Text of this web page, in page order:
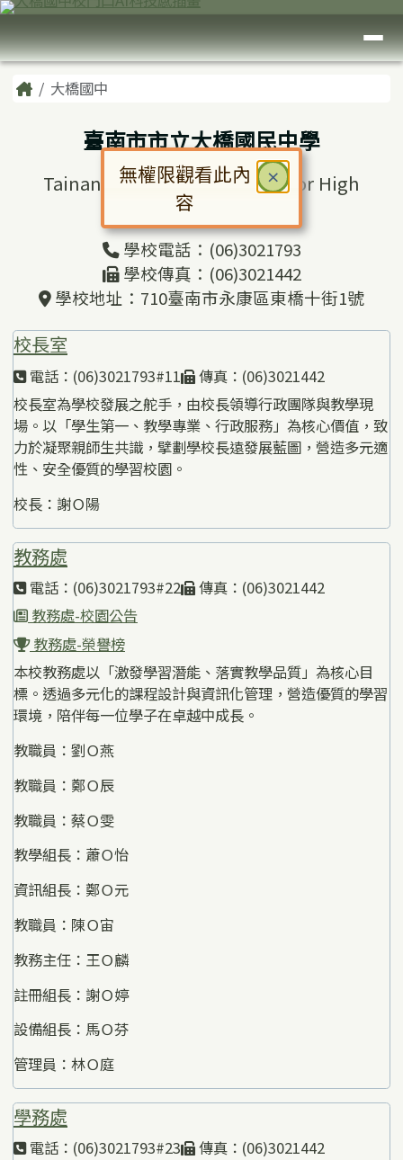
跳至主內容區
臺南市大橋國中
導覽列
主內容區域
Home大橋國中
臺南市市立大橋國民中學
Tainan Municipal Daciao Junior High
School
學校電話：(06)3021793
學校傳真：(06)3021442
學校地址：710臺南市永康區東橋十街1號
校長室
電話：(06)3021793#11
傳真：(06)3021442
校長室為學校發展之舵手，由校長領導行政團隊與教學現
場。以「學生第一、教學專業、行政服務」為核心價值，致
力於凝聚親師生共識，擘劃學校長遠發展藍圖，營造多元適
性、安全優質的學習校園。
校長：謝Ｏ陽
教務處
電話：(06)3021793#22
傳真：(06)3021442
教務處-校園公告
教務處-榮譽榜
本校教務處以「激發學習潛能、落實教學品質」為核心目
標。透過多元化的課程設計與資訊化管理，營造優質的學習
環境，陪伴每一位學子在卓越中成長。
教職員：劉Ｏ燕
教職員：鄭Ｏ辰
教職員：蔡Ｏ雯
教學組長：蕭Ｏ怡
資訊組長：鄭Ｏ元
教職員：陳Ｏ宙
教務主任：王Ｏ麟
註冊組長：謝Ｏ婷
設備組長：馬Ｏ芬
管理員：林Ｏ庭
學務處
電話：(06)3021793#23
傳真：(06)3021442
頁尾區域
× 關閉
無權限觀看此內
容
對話框已開啟。請使用 Tab 鍵在